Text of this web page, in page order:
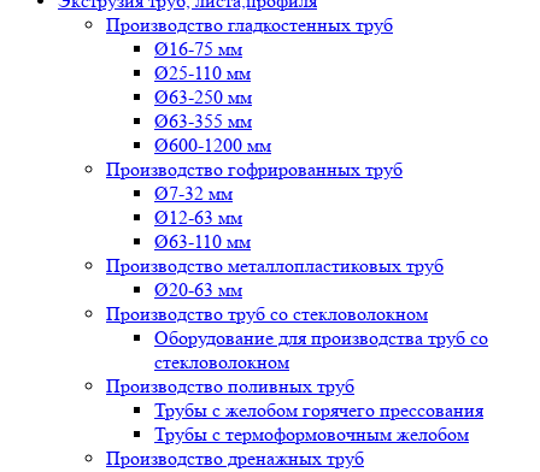
Производство гладкостенных труб
Ø16-75 мм
Ø25-110 мм
Ø63-250 мм
Ø63-355 мм
Ø600-1200 мм
Производство гофрированных труб
Ø7-32 мм
Ø12-63 мм
Ø63-110 мм
Производство металлопластиковых труб
Ø20-63 мм
Производство труб со стекловолокном
Оборудование для производства труб со
стекловолокном
Производство поливных труб
Трубы с желобом горячего прессования
Трубы с термоформовочным желобом
Производство дренажных труб